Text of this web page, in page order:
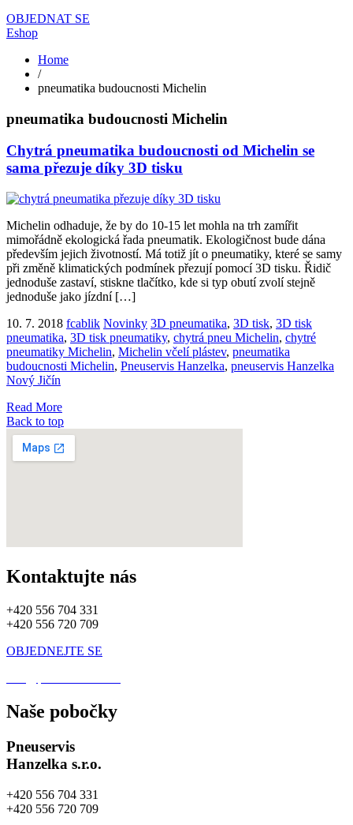
OBJEDNAT SE
Eshop
Home
/
pneumatika budoucnosti Michelin
pneumatika budoucnosti Michelin
Chytrá pneumatika budoucnosti od Michelin se
sama přezuje díky 3D tisku
Michelin odhaduje, že by do 10-15 let mohla na trh zamířit
mimořádně ekologická řada pneumatik. Ekologičnost bude dána
především jejich životností. Má totiž jít o pneumatiky, které se samy
při změně klimatických podmínek přezují pomocí 3D tisku. Řidič
jednoduše zastaví, stiskne tlačítko, kde si typ obutí zvolí stejně
jednoduše jako jízdní […]
10. 7. 2018 fcablik Novinky 3D pneumatika, 3D tisk, 3D tisk
pneumatika, 3D tisk pneumatiky, chytrá pneu Michelin, chytré
pneumatiky Michelin, Michelin včelí plástev, pneumatika
budoucnosti Michelin, Pneuservis Hanzelka, pneuservis Hanzelka
Nový Jičín
Read More
Back to top
Kontaktujte nás
+420 556 704 331
+420 556 720 709
OBJEDNEJTE SE
Naše pobočky
Pneuservis
Hanzelka s.r.o.
+420 556 704 331
+420 556 720 709